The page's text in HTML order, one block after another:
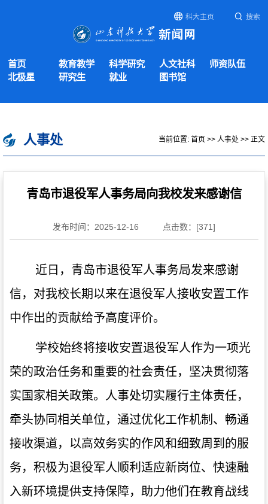
科大主页 搜索
首页 教育教学 科学研究 人文社科
师资队伍
北极星
研究生 就业 图书馆
人事处 当前位置: 首页 >> 人事处 >> 正文
青岛市退役军人事务局向我校发来感谢信
发布时间：2025-12-16 点击数：[371]
近日，青岛市退役军人事务局发来感谢
信，对我校长期以来在退役军人接收安置工作
中作出的贡献给予高度评价。
学校始终将接收安置退役军人作为一项光
荣的政治任务和重要的社会责任，坚决贯彻落
实国家相关政策。 人事处切实履行主体责任，
牵头协同相关单位， 通过优化工作机制、畅通
接收渠道，以高效务实的作风和细致周到的服
务，积极为退役军人顺利 适应新岗位、 快速融
入新环境提供支持保障，助力他们在教育战线